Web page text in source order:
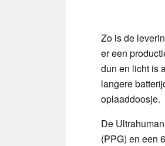
Zo is de
er een
dun en licht is
langere
oplaaddoosje.
De
(PPG) en een